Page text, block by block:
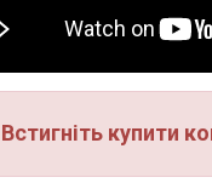
Встигніть купити